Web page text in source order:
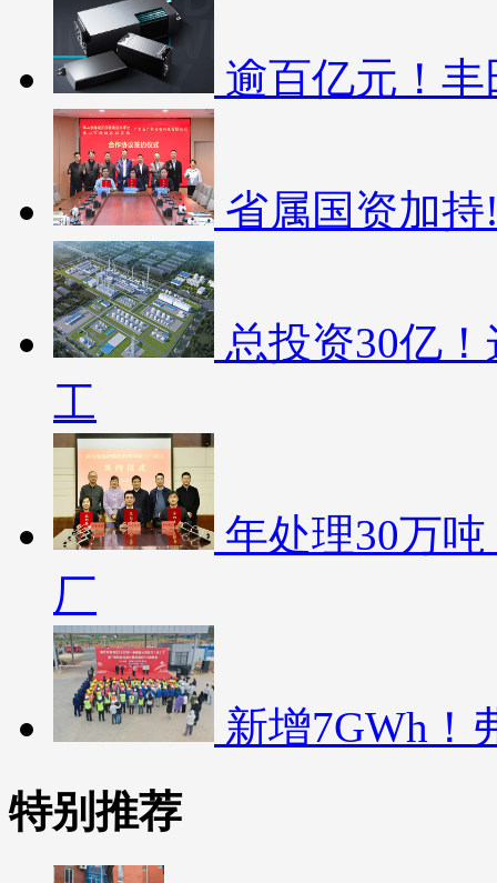
逾百亿元！
省属国资加
总投资30亿
工
年处理30万
厂
新增7GWh！
特别推荐